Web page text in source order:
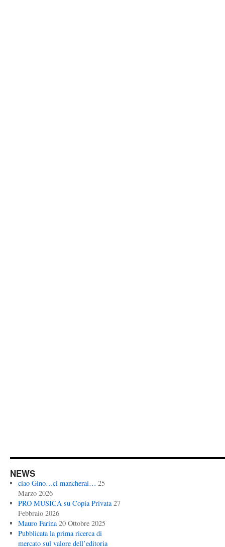
NEWS
ciao Gino…ci mancherai… 25
Marzo 2026
PRO MUSICA su Copia Privata 27
Febbraio 2026
Mauro Farina 20 Ottobre 2025
Pubblicata la prima ricerca di
mercato sul valore dell’editoria